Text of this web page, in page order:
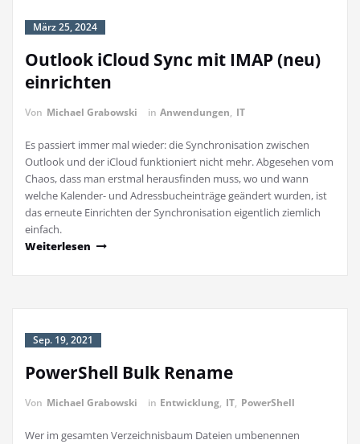
März 25, 2024
Outlook iCloud Sync mit IMAP (neu)
einrichten
Von Michael Grabowski in Anwendungen, IT
Es passiert immer mal wieder: die Synchronisation zwischen
Outlook und der iCloud funktioniert nicht mehr. Abgesehen vom
Chaos, dass man erstmal herausfinden muss, wo und wann
welche Kalender- und Adressbucheinträge geändert wurden, ist
das erneute Einrichten der Synchronisation eigentlich ziemlich
einfach.
Weiterlesen
Sep. 19, 2021
PowerShell Bulk Rename
Von Michael Grabowski in Entwicklung, IT, PowerShell
Wer im gesamten Verzeichnisbaum Dateien umbenennen